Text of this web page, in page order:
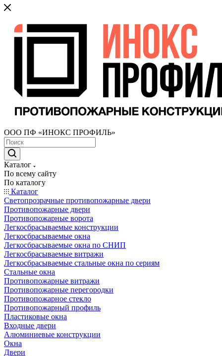
ООО ПФ «ИНОКС ПРОФИЛЬ»
Каталог
По всему сайту
По каталогу
Каталог
Светопрозрачные противопожарные двери
Противопожарные двери
Противопожарные ворота
Легкосбрасываемые конструкции
Легкосбрасываемые окна
Легкосбрасываемые окна по СНИП
Легкосбрасываемые витражи
Легкосбрасываемые стальные окна по сериям
Стальные окна
Противопожарные витражи
Противопожарные перегородки
Противопожарное стекло
Противопожарный профиль
Пластиковые окна
Входные двери
Алюминиевые конструкции
Окна
Двери